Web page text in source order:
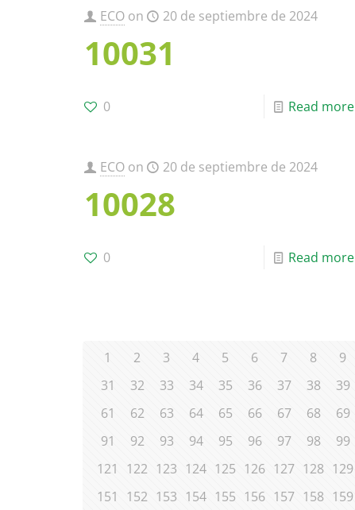
ECO on 20 de septiembre de 2024
10031
0 Read more
ECO on 20 de septiembre de 2024
10028
0 Read more
1 2 3 4 5 6 7 8 9
31
32 33 34 35 36 37 38 39
61
62 63 64 65 66 67 68 69
91
92 93 94 95 96 97 98 99
121
122 123 124 125 126 127 128 129
151
152 153 154 155 156 157 158 159